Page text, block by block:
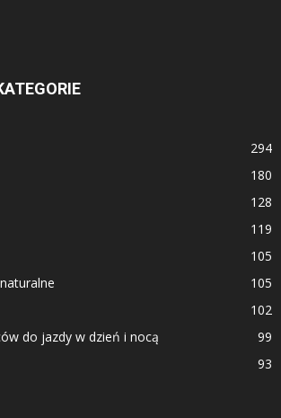
294
180
128
119
105
105
102
do jazdy w dzień i nocą
99
93